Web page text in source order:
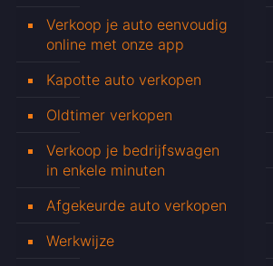
Verkoop je auto eenvoudig
online met onze app
Kapotte auto verkopen
Oldtimer verkopen
Verkoop je bedrijfswagen
in enkele minuten
Afgekeurde auto verkopen
Werkwijze